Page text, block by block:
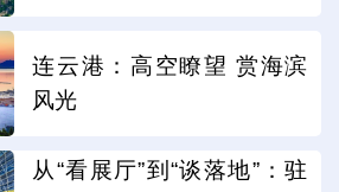
连云港：高空瞭望 赏海滨
风光
从“看展厅”到“谈落地”：驻